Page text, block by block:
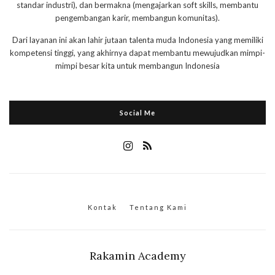
standar industri), dan bermakna (mengajarkan soft skills, membantu
pengembangan karir, membangun komunitas).
Dari layanan ini akan lahir jutaan talenta muda Indonesia yang memiliki
kompetensi tinggi, yang akhirnya dapat membantu mewujudkan mimpi-
mimpi besar kita untuk membangun Indonesia
Social Me
Kontak Tentang Kami
Rakamin Academy